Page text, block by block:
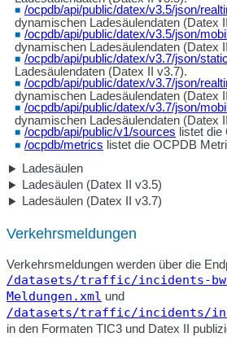
/ocpdb/api/public/datex/v3.5/json/
dynamischen Ladesäulendaten (Datex
/ocpdb/api/public/datex/v3.5/json/
dynamischen Ladesäulendaten (Datex
/ocpdb/api/public/datex/v3.7/json/static
Ladesäulendaten (Datex II v3.7).
/ocpdb/api/public/datex/v3.7/json/
dynamischen Ladesäulendaten (Datex
/ocpdb/api/public/datex/v3.7/json/
dynamischen Ladesäulendaten (Datex
/ocpdb/api/public/v1/sources listet
/ocpdb/metrics listet die OCPDB
Ladesäulen
Ladesäulen (Datex II v3.5)
Ladesäulen (Datex II v3.7)
Verkehrsmeldungen
Verkehrsmeldungen werden über die
/datasets/traffic/incidents-
Meldungen.xml und
/datasets/traffic/incidents/
in den Formaten TIC3 und Datex II